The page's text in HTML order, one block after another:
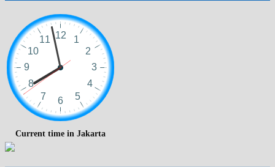
Current time in Jakarta